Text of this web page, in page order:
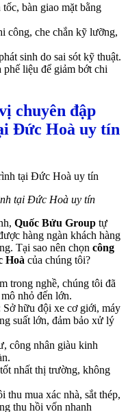
bàn giao mặt bằng
công, che chắn kỹ lưỡng,
sinh do sai sót kỹ thuật.
liệu để giảm bớt chi
chuyên đập
Đức Hoà uy tín
tại Đức Hoà uy tín
Quốc Bửu Group tự
hàng ngàn khách hàng
Tại sao nên chọn công
Hoà của chúng tôi?
trong nghề, chúng tôi đã
nhỏ đến lớn.
hữu đội xe cơ giới, máy
suất lớn, đảm bảo xử lý
công nhân giàu kinh
nhất thị trường, không
thu mua xác nhà, sắt thép,
thu hồi vốn nhanh